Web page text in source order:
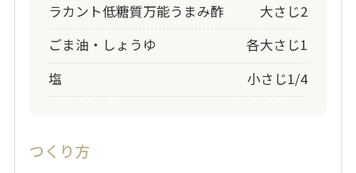
ラカント低糖質万能うまみ酢
大さじ2
ごま油・しょうゆ
各大さじ1
塩
小さじ1/4
つくり方